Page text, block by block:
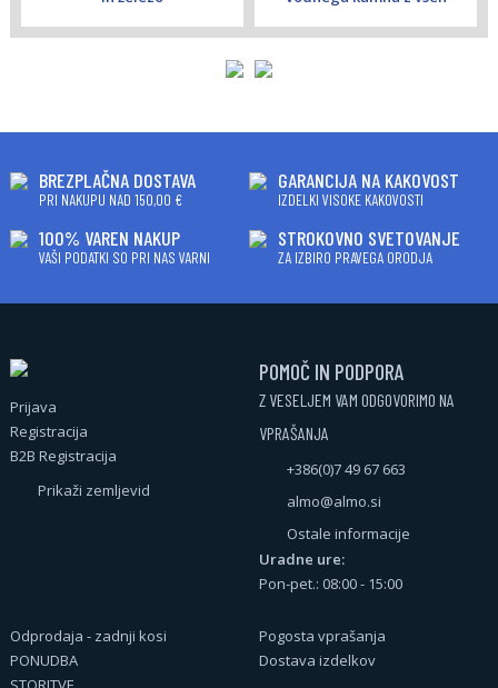
BREZPLAČNA DOSTAVA
PRI NAKUPU NAD 150,00 €
GARANCIJA NA KAKOVOST
IZDELKI VISOKE KAKOVOSTI
100% VAREN NAKUP
VAŠI PODATKI SO PRI NAS VARNI
STROKOVNO SVETOVANJE
ZA IZBIRO PRAVEGA ORODJA
Prijava
Registracija
B2B Registracija
Prikaži zemljevid
POMOČ IN PODPORA
Z VESELJEM VAM ODGOVORIMO NA
VPRAŠANJA
+386(0)7 49 67 663
almo@almo.si
Ostale informacije
Uradne ure:
Pon-pet.: 08:00 - 15:00
Odprodaja - zadnji kosi
PONUDBA
Pogosta vprašanja
Dostava izdelkov